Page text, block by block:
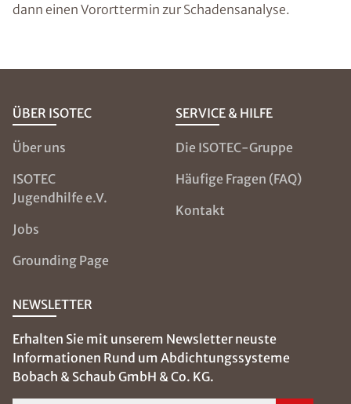
dann einen Vororttermin zur Schadensanalyse.
ÜBER ISOTEC
Über uns
ISOTEC
Jugendhilfe e.V.
Jobs
Grounding Page
SERVICE & HILFE
Die ISOTEC-Gruppe
Häufige Fragen (FAQ)
Kontakt
NEWSLETTER
Erhalten Sie mit unserem Newsletter neuste
Informationen Rund um Abdichtungssysteme
Bobach & Schaub GmbH & Co. KG.